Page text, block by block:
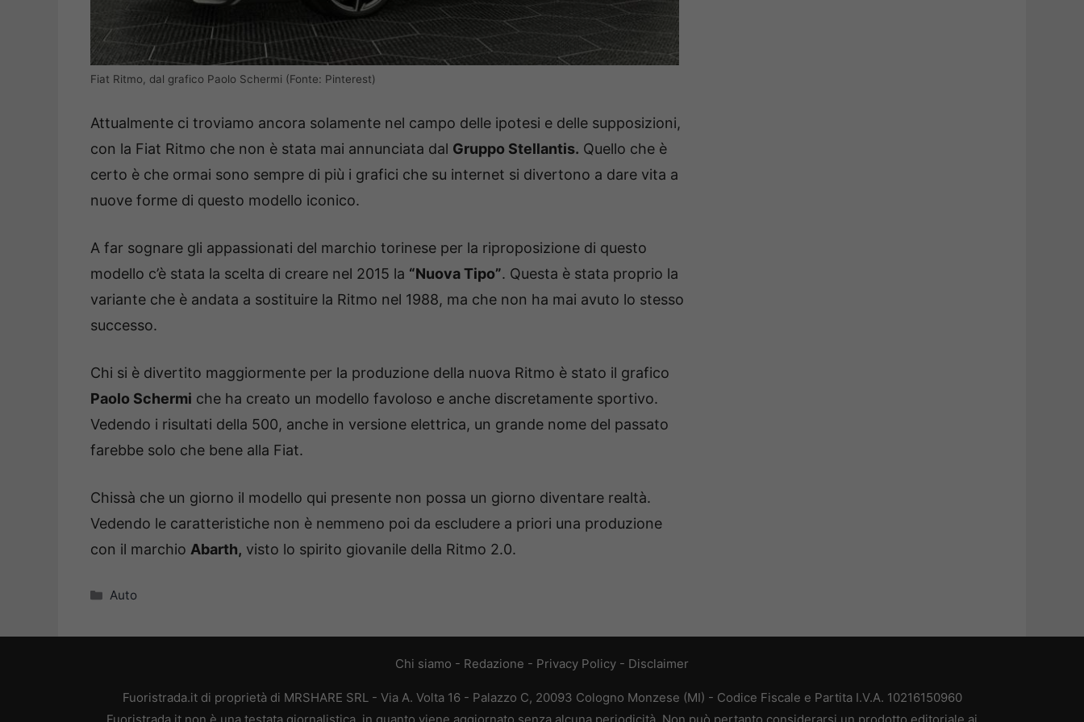
Fiat Ritmo, dal grafico Paolo Schermi (Fonte: Pinterest)
Attualmente ci troviamo ancora solamente nel campo delle ipotesi e delle supposizioni,
con la Fiat Ritmo che non è stata mai annunciata dal Gruppo Stellantis. Quello che è
certo è che ormai sono sempre di più i grafici che su internet si divertono a dare vita a
nuove forme di questo modello iconico.
A far sognare gli appassionati del marchio torinese per la riproposizione di questo
modello c’è stata la scelta di creare nel 2015 la “Nuova Tipo”. Questa è stata proprio la
variante che è andata a sostituire la Ritmo nel 1988, ma che non ha mai avuto lo stesso
successo.
Chi si è divertito maggiormente per la produzione della nuova Ritmo è stato il grafico
Paolo Schermi che ha creato un modello favoloso e anche discretamente sportivo.
Vedendo i risultati della 500, anche in versione elettrica, un grande nome del passato
farebbe solo che bene alla Fiat.
Chissà che un giorno il modello qui presente non possa un giorno diventare realtà.
Vedendo le caratteristiche non è nemmeno poi da escludere a priori una produzione
con il marchio Abarth, visto lo spirito giovanile della Ritmo 2.0.
Categorie
Auto
Chi siamo - Redazione - Privacy Policy - Disclaimer
Fuoristrada.it di proprietà di MRSHARE SRL - Via A. Volta 16 - Palazzo C, 20093 Cologno Monzese (MI) - Codice Fiscale e Partita I.V.A. 10216150960